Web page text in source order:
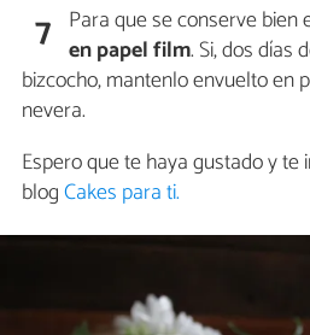
7 Para que se conserve bien
en papel film. Si, dos días
bizcocho, mantenlo envuelto en
nevera.
Espero que te haya gustado y te
blogCakes para ti.